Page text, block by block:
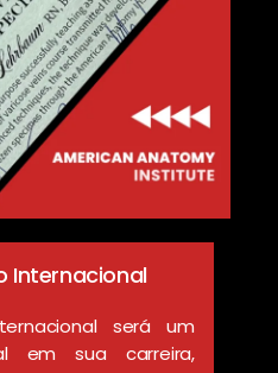
Internacional
será um
em sua carreira,